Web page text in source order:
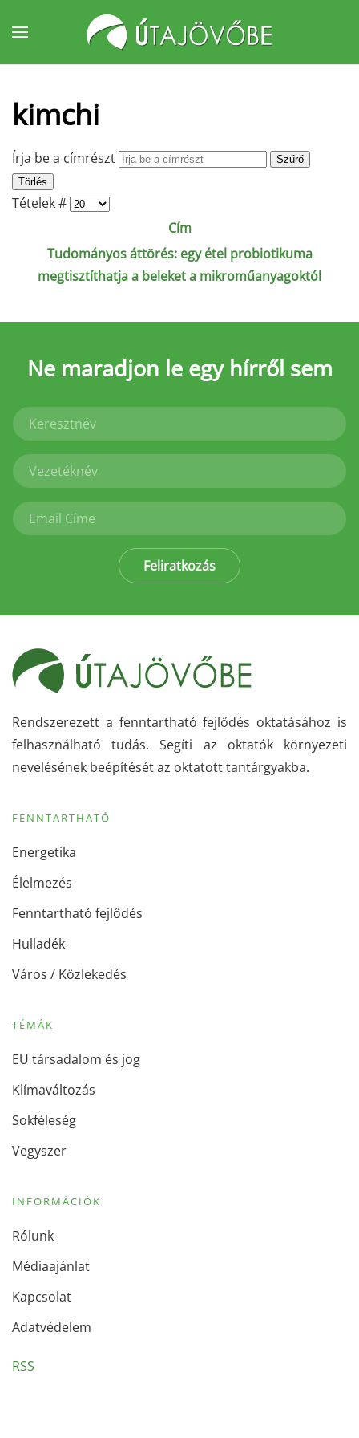
Fő tartalom átugrása
kimchi
Írja be a címrészt
Szűrő
Törlés
Tételek #
Cím
Tudományos áttörés: egy étel probiotikuma
megtisztíthatja a beleket a mikroműanyagoktól
Ne maradjon le egy hírről sem
Feliratkozás
Rendszerezett a fenntartható fejlődés oktatásához is
felhasználható tudás. Segíti az oktatók környezeti
nevelésének beépítését az oktatott tantárgyakba.
FENNTARTHATÓ
Energetika
Élelmezés
Fenntartható fejlődés
Hulladék
Város / Közlekedés
TÉMÁK
EU társadalom és jog
Klímaváltozás
Sokféleség
Vegyszer
INFORMÁCIÓK
Rólunk
Médiaajánlat
Kapcsolat
Adatvédelem
RSS